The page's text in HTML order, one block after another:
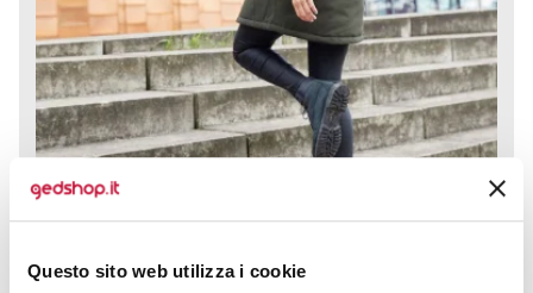
Questo sito web utilizza i cookie